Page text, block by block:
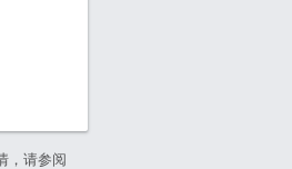
，请参阅